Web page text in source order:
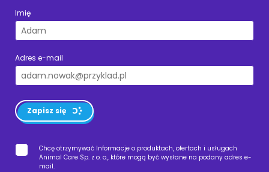
Imię
Adres e-mail
Zapisz się
Chcę otrzymywać Informacje o produktach, ofertach i usługach
Animal Care Sp. z o. o., które mogą być wysłane na podany adres e-
mail.